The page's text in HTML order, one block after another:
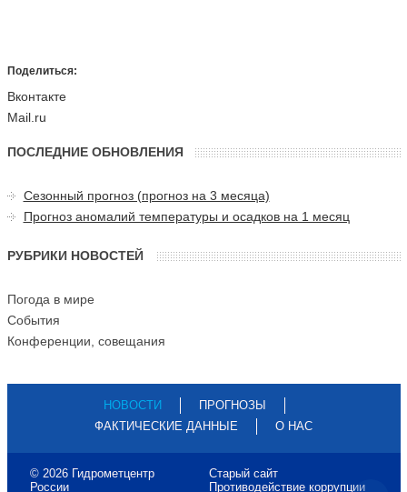
Поделиться:
Вконтакте
Mail.ru
ПОСЛЕДНИЕ ОБНОВЛЕНИЯ
Сезонный прогноз (прогноз на 3 месяца)
Прогноз аномалий температуры и осадков на 1 месяц
РУБРИКИ НОВОСТЕЙ
Погода в мире
События
Конференции, совещания
НОВОСТИ
ПРОГНОЗЫ
ФАКТИЧЕСКИЕ ДАННЫЕ
О НАС
© 2026 Гидрометцентр
России
Старый сайт
Противодействие коррупции